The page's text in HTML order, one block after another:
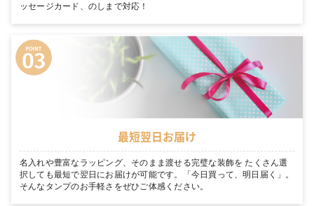
ッセージカード、のしまで対応！
最短翌日お届け
名入れや豊富なラッピング、そのまま渡せる完璧な装飾を たくさん選
択しても最短で翌日にお届けが可能です。「今日買って、明日届く」。
そんなタンプのお手軽さをぜひご体感ください。